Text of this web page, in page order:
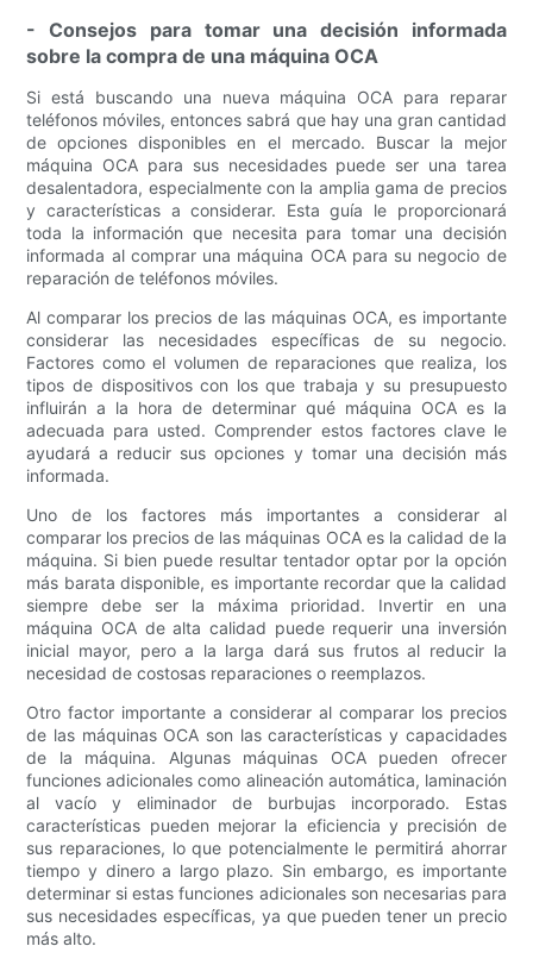
- Consejos para tomar una decisión informada
sobre la compra de una máquina OCA
Si está buscando una nueva máquina OCA para reparar
teléfonos móviles, entonces sabrá que hay una gran cantidad
de opciones disponibles en el mercado. Buscar la mejor
máquina OCA para sus necesidades puede ser una tarea
desalentadora, especialmente con la amplia gama de precios
y características a considerar. Esta guía le proporcionará
toda la información que necesita para tomar una decisión
informada al comprar una máquina OCA para su negocio de
reparación de teléfonos móviles.
Al comparar los precios de las máquinas OCA, es importante
considerar las necesidades específicas de su negocio.
Factores como el volumen de reparaciones que realiza, los
tipos de dispositivos con los que trabaja y su presupuesto
influirán a la hora de determinar qué máquina OCA es la
adecuada para usted. Comprender estos factores clave le
ayudará a reducir sus opciones y tomar una decisión más
informada.
Uno de los factores más importantes a considerar al
comparar los precios de las máquinas OCA es la calidad de la
máquina. Si bien puede resultar tentador optar por la opción
más barata disponible, es importante recordar que la calidad
siempre debe ser la máxima prioridad. Invertir en una
máquina OCA de alta calidad puede requerir una inversión
inicial mayor, pero a la larga dará sus frutos al reducir la
necesidad de costosas reparaciones o reemplazos.
Otro factor importante a considerar al comparar los precios
de las máquinas OCA son las características y capacidades
de la máquina. Algunas máquinas OCA pueden ofrecer
funciones adicionales como alineación automática, laminación
al vacío y eliminador de burbujas incorporado. Estas
características pueden mejorar la eficiencia y precisión de
sus reparaciones, lo que potencialmente le permitirá ahorrar
tiempo y dinero a largo plazo. Sin embargo, es importante
determinar si estas funciones adicionales son necesarias para
sus necesidades específicas, ya que pueden tener un precio
más alto.